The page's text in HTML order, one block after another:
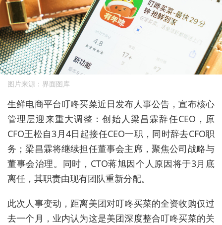
图片来源：界面图库
生鲜电商平台叮咚买菜近日发布人事公告，宣布核心
管理层迎来重大调整：创始人梁昌霖辞任CEO，原
CFO王松自3月4日起接任CEO一职，同时辞去CFO职
务；梁昌霖将继续担任董事会主席，聚焦公司战略与
董事会治理。 同时，CTO蒋旭因个人原因将于3月底
离任，其职责由现有团队重新分配。
此次人事变动，距离美团对叮咚买菜的全资收购仅过
去一个月，业内认为这是美团深度整合叮咚买菜的关